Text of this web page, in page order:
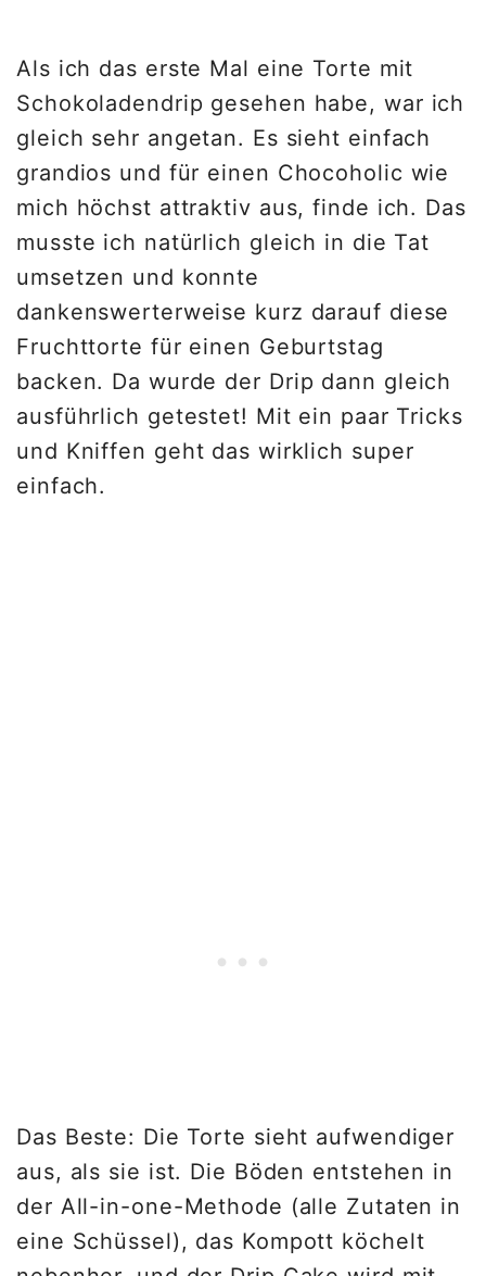
Als ich das erste Mal eine Torte mit
Schokoladendrip gesehen habe, war ich
gleich sehr angetan. Es sieht einfach
grandios und für einen Chocoholic wie
mich höchst attraktiv aus, finde ich. Das
musste ich natürlich gleich in die Tat
umsetzen und konnte
dankenswerterweise kurz darauf diese
Fruchttorte für einen Geburtstag
backen. Da wurde der Drip dann gleich
ausführlich getestet! Mit ein paar Tricks
und Kniffen geht das wirklich super
einfach.
Das Beste: Die Torte sieht aufwendiger
aus, als sie ist. Die Böden entstehen in
der All-in-one-Methode (alle Zutaten in
eine Schüssel), das Kompott köchelt